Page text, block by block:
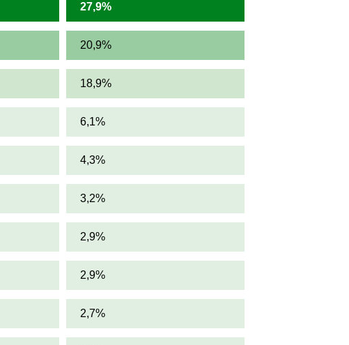
27,9%
20,9%
18,9%
6,1%
4,3%
3,2%
2,9%
2,9%
2,7%